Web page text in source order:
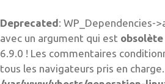
Deprecated: WP_Dependencies-
avec un argument qui est obsolète
6.9.0 ! Les commentaires
tous les navigateurs pris en